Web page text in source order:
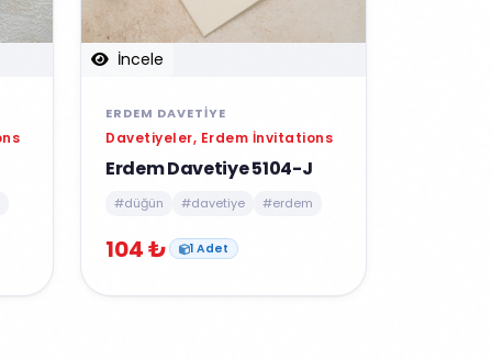
İncele
ERDEM DAVETIYE
Davetiyeler, Erdem İnvitations
Erdem Davetiye 5104-J
#düğün #davetiye #erdem
104 ₺ 1 Adet